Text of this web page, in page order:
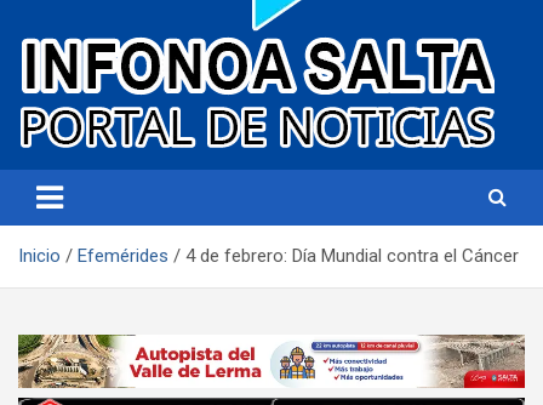
Infonoa Salta
Inicio Efemérides 4 de febrero: Día Mundial contra el Cáncer